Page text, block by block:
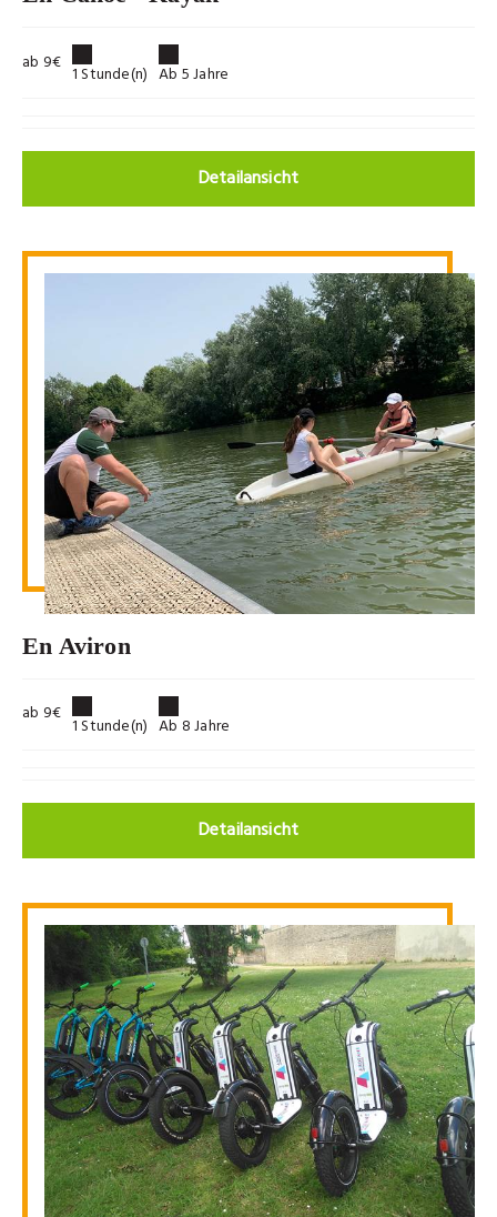
ab 9€ 1 Stunde(n) Ab 5 Jahre
Detailansicht
En Aviron
ab 9€ 1 Stunde(n) Ab 8 Jahre
Detailansicht